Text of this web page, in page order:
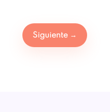
Siguiente →